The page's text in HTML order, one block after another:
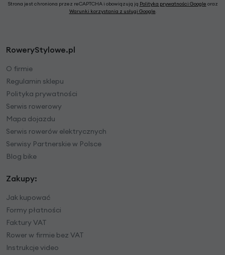
Strona jest chroniona przez reCAPTCHA i obowiązują ją Polityka prywatności Google oraz
Warunki korzystania z usługi Google.
RoweryStylowe.pl
O firmie
Regulamin sklepu
Polityka prywatności
Serwis rowerowy
Mapa dojazdu
Serwis rowerów elektrycznych
Serwisy Partnerskie w Polsce
Blog bike
Zakupy:
Jak kupować
Formy płatności
Faktury VAT
Rower w firmie bez VAT
Instrukcje video